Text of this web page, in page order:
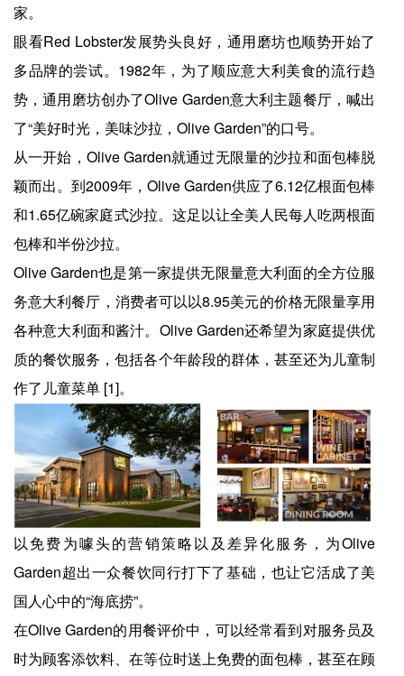
家。
眼看Red Lobster发展势头良好，通用磨坊也顺势开始了
多品牌的尝试。1982年，为了顺应意大利美食的流行趋
势，通用磨坊创办了Olive Garden意大利主题餐厅，喊出
了“美好时光，美味沙拉，Olive Garden”的口号。
从一开始，Olive Garden就通过无限量的沙拉和面包棒脱
颖而出。到2009年，Olive Garden供应了6.12亿根面包棒
和1.65亿碗家庭式沙拉。这足以让全美人民每人吃两根面
包棒和半份沙拉。
Olive Garden也是第一家提供无限量意大利面的全方位服
务意大利餐厅，消费者可以以8.95美元的价格无限量享用
各种意大利面和酱汁。Olive Garden还希望为家庭提供优
质的餐饮服务，包括各个年龄段的群体，甚至还为儿童制
作了儿童菜单 [1]。
以免费为噱头的营销策略以及差异化服务，为Olive
Garden超出一众餐饮同行打下了基础，也让它活成了美
国人心中的“海底捞”。
在Olive Garden的用餐评价中，可以经常看到对服务员及
时为顾客添饮料、在等位时送上免费的面包棒，甚至在顾